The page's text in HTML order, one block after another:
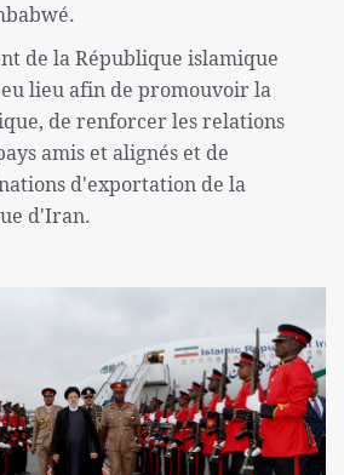
de la République islamique
lieu afin de promouvoir la
de renforcer les relations
amis et alignés et de
d'exportation de la
d'Iran.